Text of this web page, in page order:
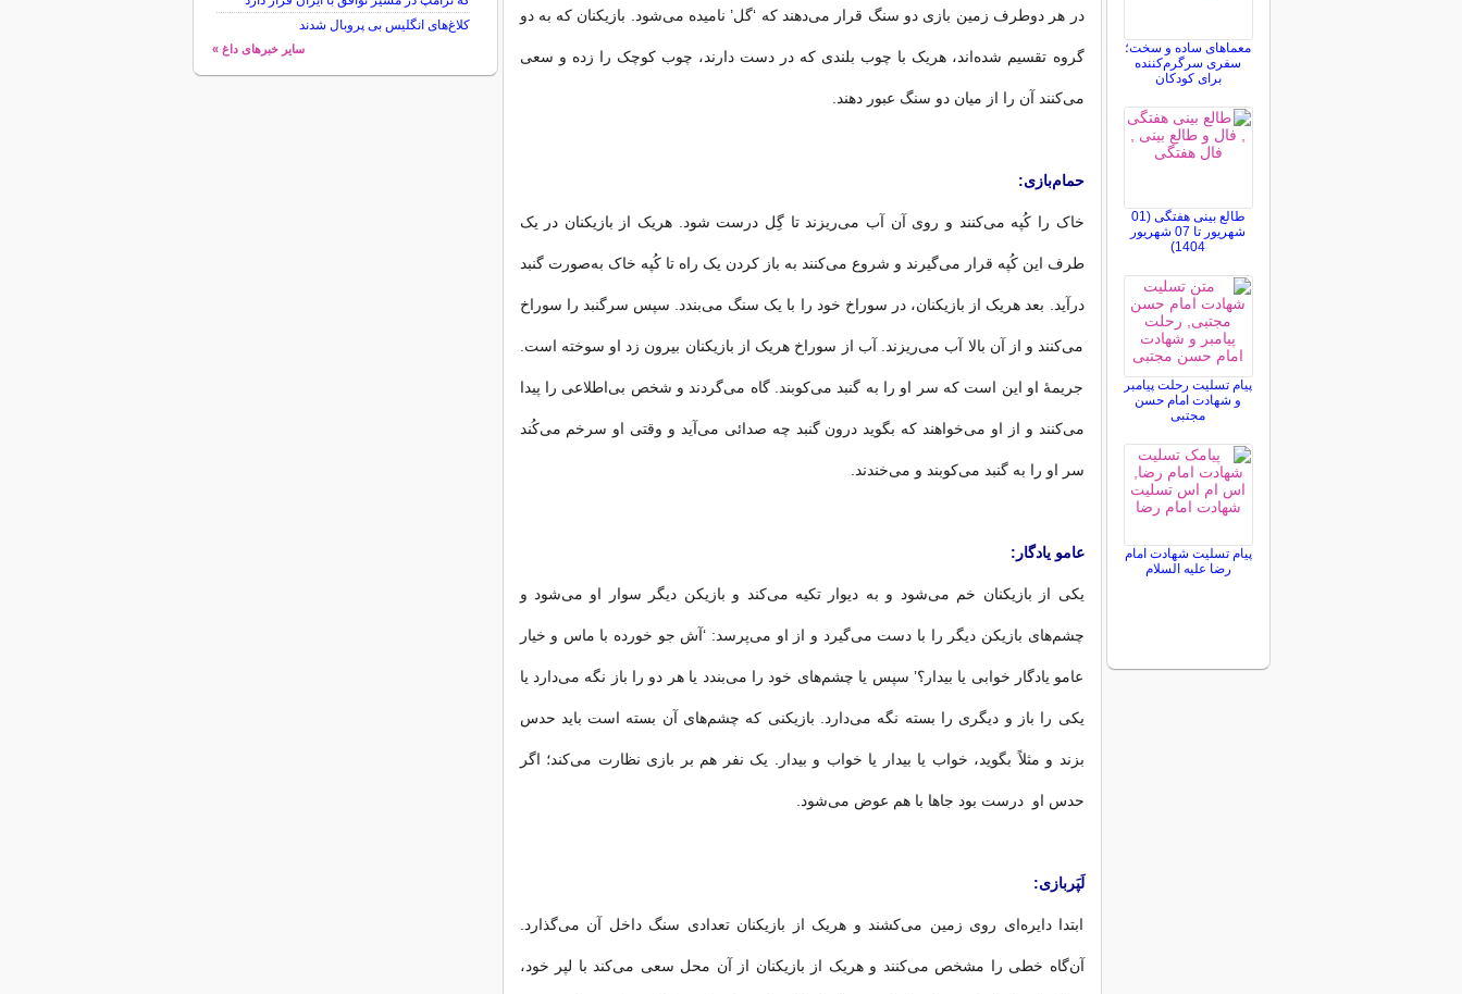
در هر دوطرف زمين بازى دو سنگ قرار مى‌دهند که ‘گل’ ناميده مى‌شود. بازيکنان که به دو
گروه تقسيم شده‌اند، هريک با چوب بلندى که در دست دارند، چوب کوچک را زده و سعى
مى‌کنند آن را از ميان دو سنگ عبور دهند.
حمام‌بازى:
خاک را کُپه مى‌کنند و روى آن آب مى‌ريزند تا گِل درست شود. هريک از بازيکنان در يک
طرف اين کُپه قرار مى‌گيرند و شروع مى‌کنند به باز کردن يک راه تا کُپه خاک به‌صورت گنبد
درآيد. بعد هريک از بازيکنان، در سوراخ خود را با يک سنگ مى‌بندد. سپس سرگنبد را سوراخ
مى‌کنند و از آن بالا آب مى‌ريزند. آب از سوراخ هريک از بازيکنان بيرون زد او سوخته است.
جريمهٔ او اين است که سر او را به گنبد مى‌کوبند. گاه مى‌گردند و شخص بى‌اطلاعى را پيدا
مى‌کنند و از او مى‌خواهند که بگويد درون گنبد چه صدائى مى‌آيد و وقتى او سرخم مى‌کُند
سر او را به گنبد مى‌کوبند و مى‌خندند.
عامو يادگار:
يکى از بازيکنان خم مى‌شود و به ديوار تکيه مى‌کند و بازيکن ديگر سوار او مى‌شود و
چشم‌هاى بازيکن ديگر را با دست مى‌گيرد و از او مى‌پرسد: ‘آش جو خورده با ماس و خيار
عامو يادگار خوابى يا بيدار؟’ سپس يا چشم‌هاى خود را مى‌بندد يا هر دو را باز نگه مى‌دارد يا
يکى را باز و ديگرى را بسته نگه مى‌دارد. بازيکنى که چشم‌هاى آن بسته است بايد حدس
بزند و مثلاً بگويد، خواب يا بيدار يا خواب و بيدار. يک نفر هم بر بازى نظارت مى‌کند؛ اگر
حدس او درست بود جاها با هم عوض مى‌شود.
لَپَربازى:
ابتدا دايره‌اى روى زمين مى‌کشند و هريک از بازيکنان تعدادى سنگ داخل آن مى‌گذارد.
آن‌گاه خطى را مشخص مى‌کنند و هريک از بازيکنان از آن محل سعى مى‌کند با لپر خود،
معماهای ساده و سخت؛
سفری سرگرم‌کننده
برای کودکان
طالع بینی هفتگی (01
شهریور تا 07 شهریور
1404)
پیام تسلیت رحلت پیامبر
و شهادت امام حسن
مجتبی
پیام تسلیت شهادت امام
رضا علیه السلام
کلاغ‌های انگلیس بی پروبال شدند
سایر خبرهای داغ »